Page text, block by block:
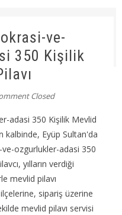
ve-
350 Kişilik
Closed
adasi 350 Kişilik Mevlid
kalbinde, Eyüp Sultan'da
ozgurlukler-adasi 350
yılların verdiği
mevlid pilavı
sipariş üzerine
mevlid pilavı servisi